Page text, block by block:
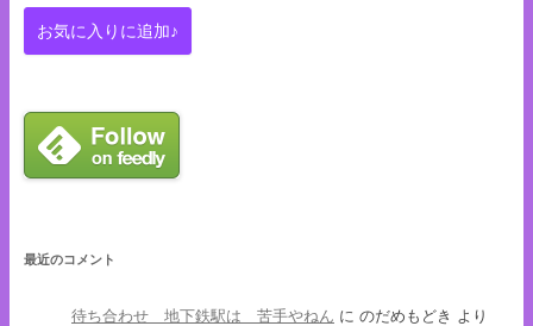
最近のコメント
待ち合わせ 地下鉄駅は 苦手やねん に のだめもどき より